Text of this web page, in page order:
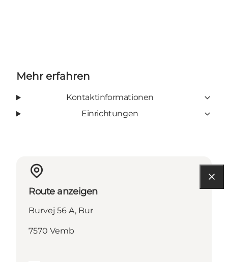
Mehr erfahren
Kontaktinformationen
Einrichtungen
Route anzeigen
Burvej 56 A, Bur
7570 Vemb